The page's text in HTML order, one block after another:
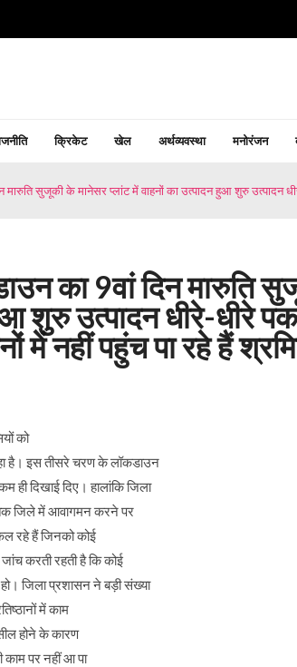
क्रिकेट खेल अर्थव्यवस्था मनोरंजन
सुजूकी के मानेसर प्लांट में वाहनों का उत्पादन हुआ शुरु उत्पादन
का 9वां दिन मारुति
शुरु उत्पादन धीरे-धीरे
में नहीं पहुंच पा रहे हैं
को
है। इस तीसरे चरण के लॉकडाउन
दिखाई दिए। हालांकि जिला
जिले में आवागमन करने पर
रहे हैं जिनको कोई
करती रहती है कि कोई
जिला प्रशासन ने बड़ी संख्या
में काम
होने के कारण
काम पर नहीं आ पा